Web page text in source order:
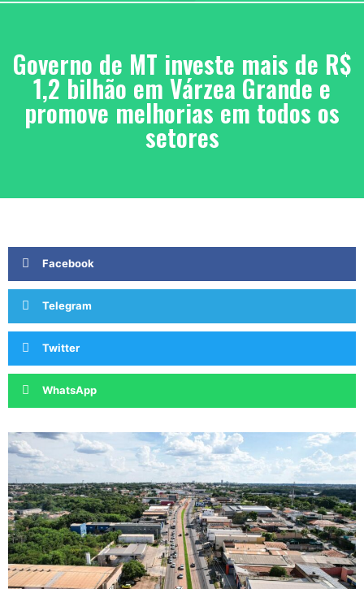
Governo de MT investe mais de R$
1,2 bilhão em Várzea Grande e
promove melhorias em todos os
setores
Facebook
Telegram
Twitter
WhatsApp